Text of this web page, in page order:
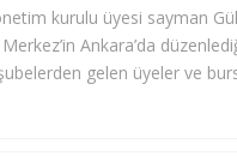
kurulu üyesi sayman
Ankara’da
gelen üyeler ve